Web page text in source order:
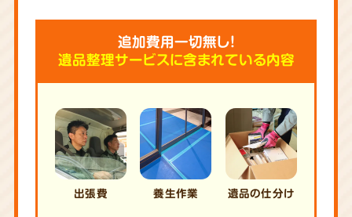
追加費用一切無し!
遺品整理サービスに含まれている内容
出張費 養生作業 遺品の仕分け